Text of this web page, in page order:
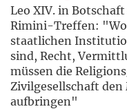
Leo XIV. in
Rimini-Treffen:
staatlichen
sind, Recht,
müssen die
Zivilgesellschaft
aufbringen"